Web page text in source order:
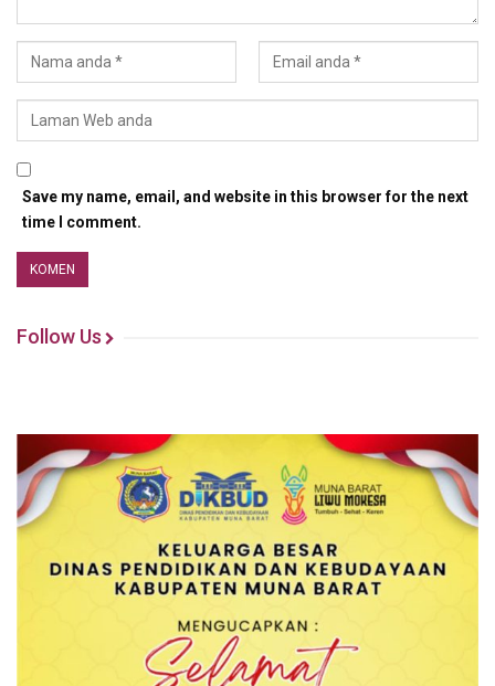
Save my name, email, and website in this browser for the next
time I comment.
Follow Us